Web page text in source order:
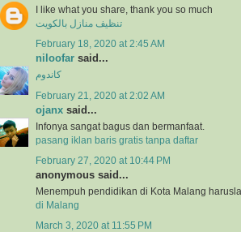
I like what you share, thank you so much
تنظيف منازل بالكويت
February 18, 2020 at 2:45 AM
niloofar said...
کاندوم
February 21, 2020 at 2:02 AM
ojanx said...
Infonya sangat bagus dan bermanfaat.
pasang iklan baris gratis tanpa daftar
February 27, 2020 at 10:44 PM
anonymous said...
Menempuh pendidikan di Kota Malang
di Malang
March 3, 2020 at 11:55 PM